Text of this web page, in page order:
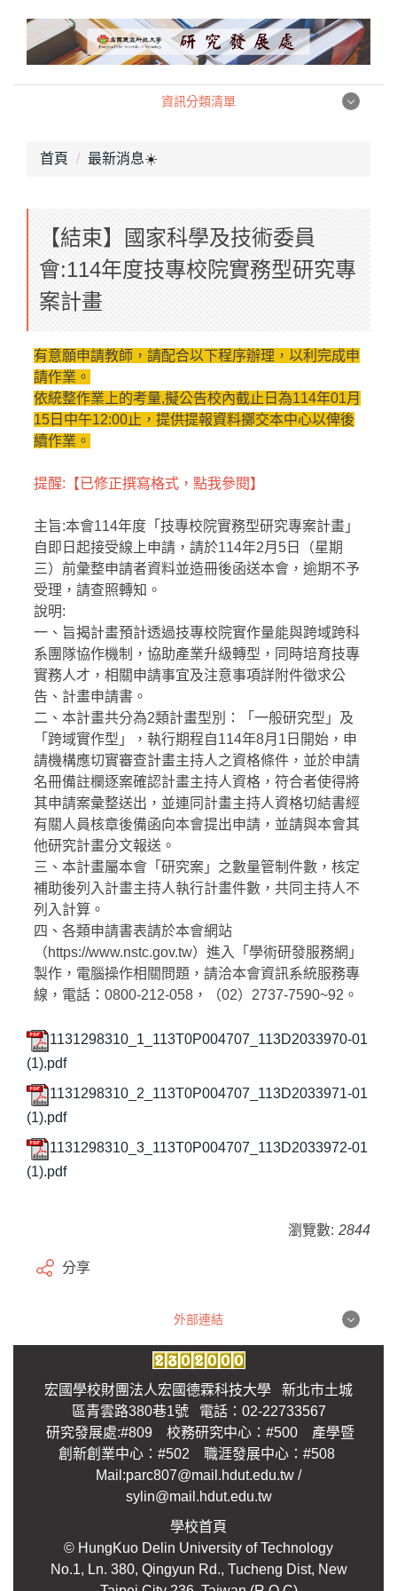
資訊分類清單
職涯發展中心
校務研究中心
組織架構
相關法規
表格下載
學生校外實習
學海系列計畫
榮譽榜
企業徵才資訊
校友會
樂齡大學
全民勞教e網「影音分享／勞工退休金」
學習型城市計畫
創新創業中心 (舊網)
首頁 最新消息☀️
【結束】國家科學及技術委員
會:114年度技專校院實務型研究專
案計畫
有意願申請教師，請配合以下程序辦理，以利完成申
請作業。
依統整作業上的考量,擬公告校內截止日為114年01月
15日中午12:00止，提供提報資料擲交本中心以俾後
續作業。
提醒:【已修正撰寫格式， 點我參閱】
主旨:本會114年度「技專校院實務型研究專案計畫」
自即日起接受線上申請，請於114年2月5日（星期
三）前彙整申請者資料並造冊後函送本會，逾期不予
受理，請查照轉知。
說明:
一、旨揭計畫預計透過技專校院實作量能與跨域跨科
系團隊協作機制，協助產業升級轉型，同時培育技專
實務人才，相關申請事宜及注意事項詳附件徵求公
告、計畫申請書。
二、本計畫共分為2類計畫型別：「一般研究型」及
「跨域實作型」，執行期程自114年8月1日開始，申
請機構應切實審查計畫主持人之資格條件，並於申請
名冊備註欄逐案確認計畫主持人資格，符合者使得將
其申請案彙整送出，並連同計畫主持人資格切結書經
有關人員核章後備函向本會提出申請，並請與本會其
他研究計畫分文報送。
三、本計畫屬本會「研究案」之數量管制件數，核定
補助後列入計畫主持人執行計畫件數，共同主持人不
列入計算。
四、各類申請書表請於本會網站
（https://www.nstc.gov.tw）進入「學術研發服務網」
製作，電腦操作相關問題，請洽本會資訊系統服務專
線，電話：0800-212-058，（02）2737-7590~92。
1131298310_1_113T0P004707_113D2033970-01
(1).pdf
1131298310_2_113T0P004707_113D2033971-01
(1).pdf
1131298310_3_113T0P004707_113D2033972-01
(1).pdf
瀏覽數: 2844
分享
外部連結
宏國學校財團法人宏國德霖科技大學 新北市土城
區青雲路380巷1號 電話：02-22733567
研究發展處:#809 校務研究中心：#500 產學暨
創新創業中心：#502 職涯發展中心：#508
Mail:parc807@mail.hdut.edu.tw /
sylin@mail.hdut.edu.tw
學校首頁
© HungKuo Delin University of Technology
No.1, Ln. 380, Qingyun Rd., Tucheng Dist, New